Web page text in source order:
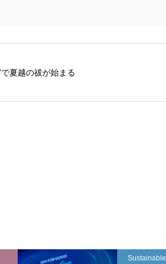
夏越の祓が始まる
Sustainable